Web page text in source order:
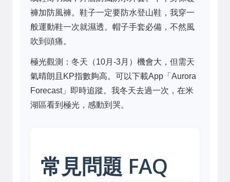
褲加防風褲。鞋子一定要防水登山鞋，我穿一
般運動鞋一次就濕透。帽子手套必備，不然風
吹到頭痛。
極光觀測：冬天（10月-3月）機會大，但需天
氣晴朗且KP指數夠高。可以下載App「Aurora
Forecast」即時追蹤。我冬天去過一次，在米
湖區看到極光，感動到哭。
常見問題 FAQ